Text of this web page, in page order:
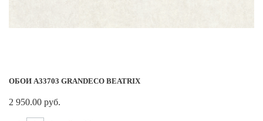
ОБОИ A33703 GRANDECO BEATRIX
2 950.00 руб.